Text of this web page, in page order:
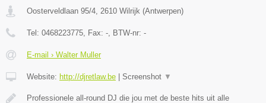
Oosterveldlaan 95/4 2610 Wilrijk (Antwerpen)
Tel: 0468223775 , Fax: - , BTW-nr: -
E-mail › Walter Muller
Website: http://djretlaw.be Screenshot ▼
Professionele all-round DJ die jou met de beste hits uit alle